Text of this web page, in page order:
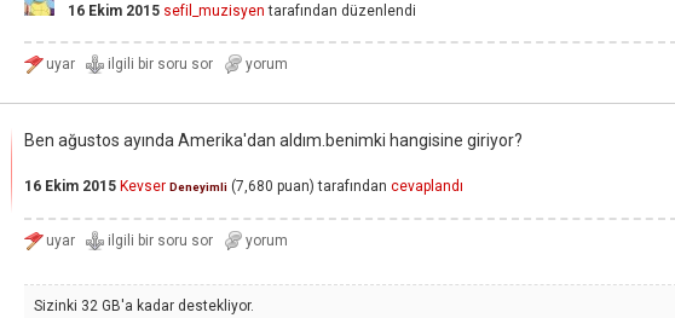
16 Ekim 2015 sefil_muzisyen tarafından düzenlendi
Ben ağustos ayında Amerika'dan aldım.benimki hangisine giriyor?
16 Ekim 2015 Kevser Deneyimli (7,680 puan) tarafından cevaplandı
Sizinki 32 GB'a kadar destekliyor.